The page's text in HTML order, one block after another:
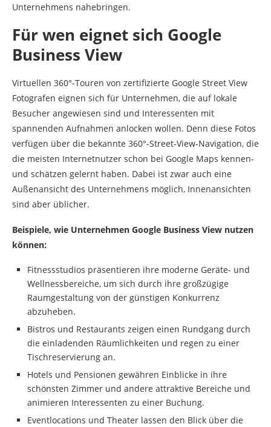
Unternehmens nahebringen.
Für wen eignet sich Google
Business View
Virtuellen 360°-Touren von zertifizierte Google Street View
Fotografen eignen sich für Unternehmen, die auf lokale
Besucher angewiesen sind und Interessenten mit
spannenden Aufnahmen anlocken wollen. Denn diese Fotos
verfügen über die bekannte 360°-Street-View-Navigation, die
die meisten Internetnutzer schon bei Google Maps kennen-
und schätzen gelernt haben. Dabei ist zwar auch eine
Außenansicht des Unternehmens möglich, Innenansichten
sind aber üblicher.
Beispiele, wie Unternehmen Google Business View nutzen
können:
Fitnessstudios präsentieren ihre moderne Geräte- und
Wellnessbereiche, um sich durch ihre großzügige
Raumgestaltung von der günstigen Konkurrenz
abzuheben.
Bistros und Restaurants zeigen einen Rundgang durch
die einladenden Räumlichkeiten und regen zu einer
Tischreservierung an.
Hotels und Pensionen gewähren Einblicke in ihre
schönsten Zimmer und andere attraktive Bereiche und
animieren Interessenten zu einer Buchung.
Eventlocations und Theater lassen den Blick über die